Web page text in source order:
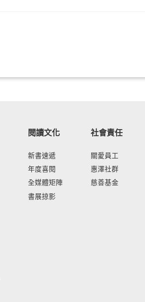
閱讀文化
新書速遞
年度喜閱
全媒體矩陣
書展掠影
社會責任
關愛員工
惠澤社群
慈善基金